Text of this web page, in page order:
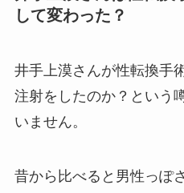
して変わった？
井手上漠さんが性転換手
注射をしたのか？という
いません。
昔から比べると男性っぽ